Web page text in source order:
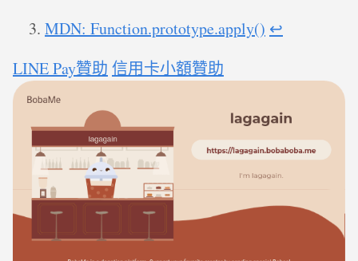
MDN: Function.prototype.apply() ↩︎
LINE Pay贊助 信用卡小額贊助